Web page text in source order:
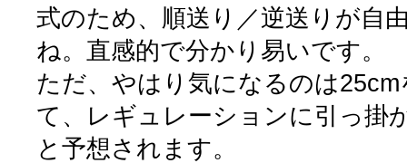
式のため、順送り／逆送りが自
ね。直感的で分かり易いです。
ただ、やはり気になるのは
て、レギュレーションに引っ掛
と予想されます。